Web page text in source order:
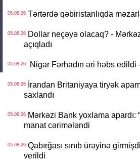
05.08.26Tərtərdə qəbiristanlıqda
05.08.26Dollar neçəyə olacaq? -
açıqladı
05.08.26Nigar Fərhadın əri həbs edildi
05.08.26İrandan Britaniyaya tiryək
saxlandı
05.08.26Mərkəzi Bank yoxlama apardı:
manat cərimələndi
05.08.26Qabırğası sınıb ürəyinə
verildi